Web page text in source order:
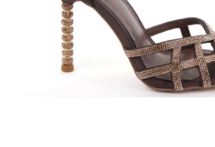
Mon
panier
Glispe
Femme